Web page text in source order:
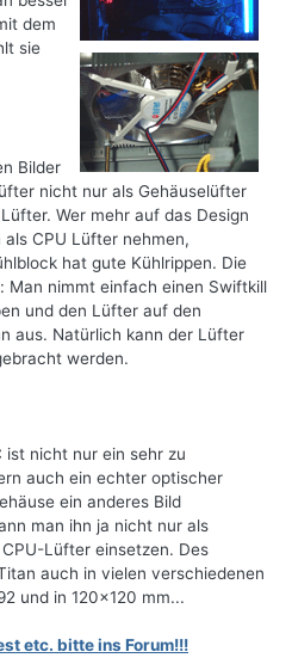
dem
sie
Bilder
nicht nur als Gehäuselüfter
Wer mehr auf das Design
CPU Lüfter nehmen,
hat gute Kühlrippen. Die
Man nimmt einfach einen Swiftkill
und den Lüfter auf den
aus. Natürlich kann der Lüfter
werden.
ist nicht nur ein sehr zu
auch ein echter optischer
ein anderes Bild
man ihn ja nicht nur als
Lüfter einsetzen. Des
auch in vielen verschiedenen
und in 120x120 mm...
etc. bitte ins Forum!!!